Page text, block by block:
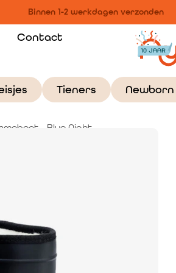
Binnen 1-2 werkdagen verzonden
Contact
Tieners Newborn
– Blue Night